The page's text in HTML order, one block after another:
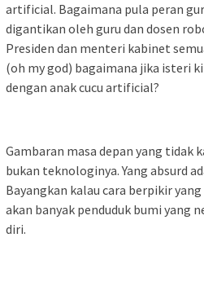
artificial. Bagaimana pula peran
digantikan oleh guru dan dosen
Presiden dan menteri kabinet
(oh my god) bagaimana jika isteri
dengan anak cucu artificial?
Gambaran masa depan yang tidak
bukan teknologinya. Yang absurd
Bayangkan kalau cara berpikir
akan banyak penduduk bumi yang
diri.